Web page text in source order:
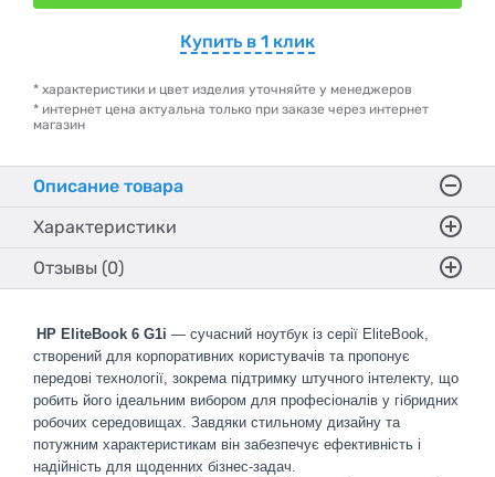
Купить в 1 клик
* характеристики и цвет изделия уточняйте у менеджеров
* интернет цена актуальна только при заказе через интернет
магазин
Описание товара
Характеристики
Отзывы (0)
HP EliteBook 6 G1i — сучасний ноутбук із серії EliteBook,
створений для корпоративних користувачів та пропонує
передові технології, зокрема підтримку штучного інтелекту, що
робить його ідеальним вибором для професіоналів у гібридних
робочих середовищах. Завдяки стильному дизайну та
потужним характеристикам він забезпечує ефективність і
надійність для щоденних бізнес-задач.